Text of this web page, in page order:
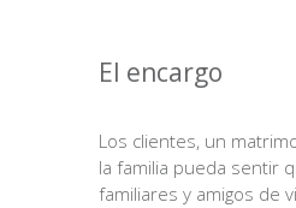
El encargo
Los clientes, un
la familia pueda sentir
familiares y amigos de